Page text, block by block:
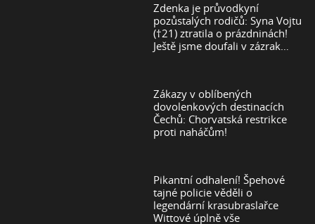
Zdenka je průvodkyní
pozůstalých rodičů: Syna Vojtu
(†21) ztratila o prázdninách!
Ještě jsme doufali v zázrak…
Zákazy v oblíbených
dovolenkových destinacích
Čechů: Chorvatská restrikce
proti naháčům!
Pikantní odhalení! Špehové
tajné policie věděli o
legendární krasubraslařce
Wittové úplně vše